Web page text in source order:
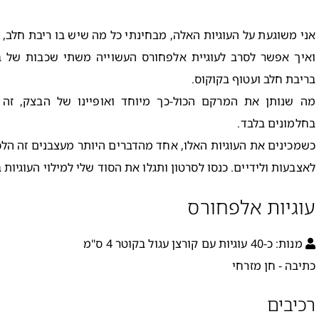
אני משוגעת על העוגיות האלה, מבחינתי כל מה שיש בו ריבת
ואיך אפשר לסרב לעוגיית אלפחורס העשוייה משתי שכבות של
בריבת חלב ועטוף בקוקוס.
מה שנותן את המרקם הכול-כך מיוחד ואופיינו של הבצק, זה
בחלמונים בלבד.
כשמכינים את העוגיות האלו, אחד מהדברים היותר מעצבנים זה
לאצבעות ולידיים. כנסו לסרטון ותגלו את הסוד שלי למילוי
עוגיות אלפחורס
מנות: כ-40 עוגיות עם קורצן עגול בקוטר 4 ס"מ
כתיבה - חן מזרחי
רכיבים